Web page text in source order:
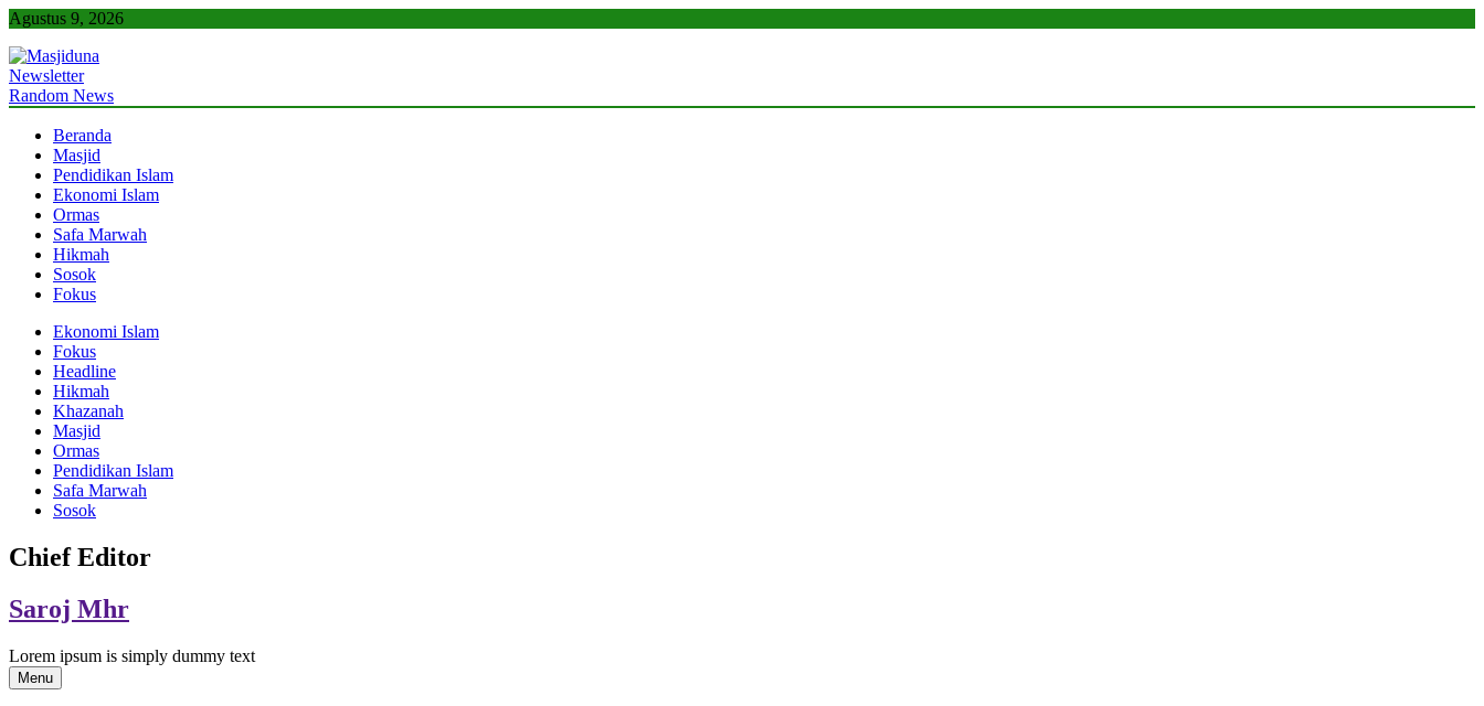
Skip
content
Agustus 9, 2026
Masjiduna
Referensi Berita Islam Indonesia
Newsletter
Random News
Beranda
Masjid
Pendidikan Islam
Ekonomi Islam
Ormas
Safa Marwah
Hikmah
Sosok
Fokus
Ekonomi Islam
Fokus
Headline
Hikmah
Khazanah
Masjid
Ormas
Pendidikan Islam
Safa Marwah
Sosok
Chief Editor
Saroj Mhr
Lorem ipsum is simply dummy text
Menu